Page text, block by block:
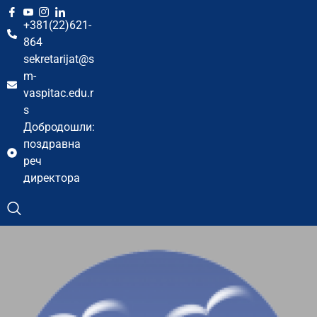
+381(22)621-
864
sekretarijat@s
m-
vaspitac.edu.r
s
Добродошли:
поздравна
реч
директора